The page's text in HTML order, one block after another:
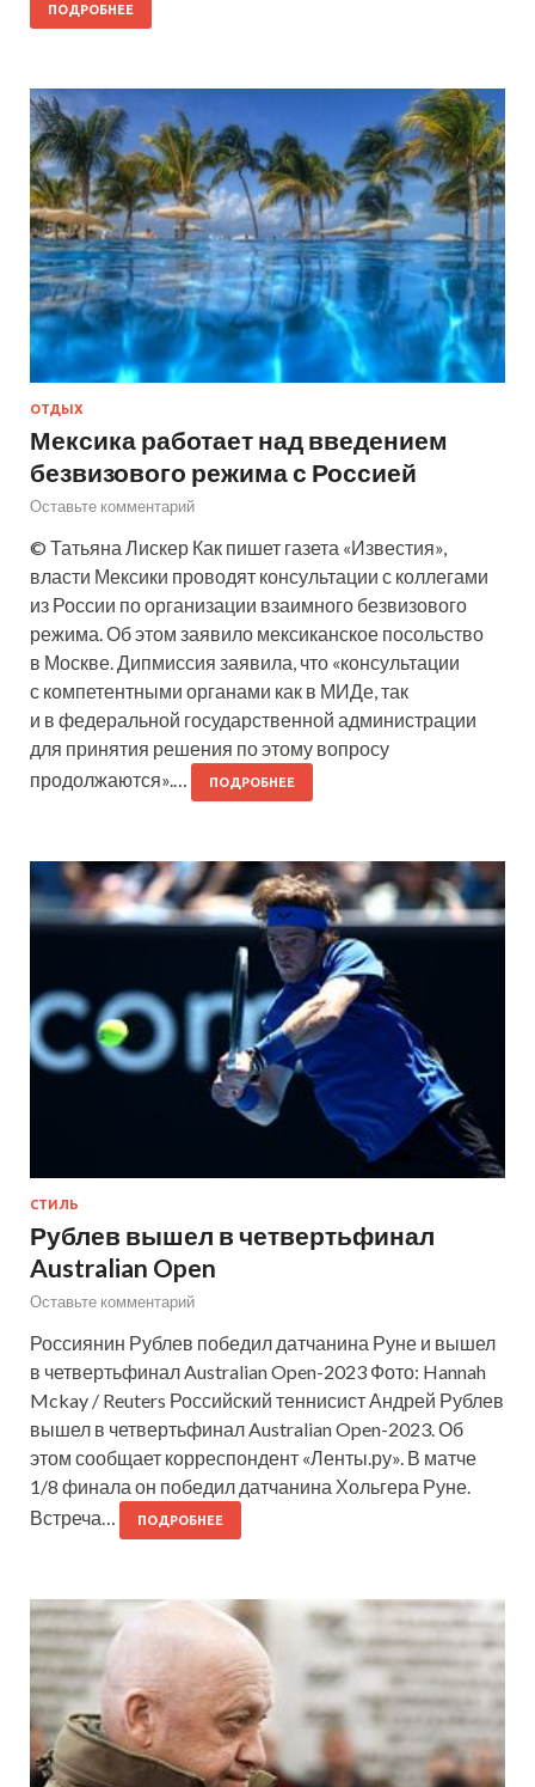
ПОДРОБНЕЕ
ОТДЫХ
Мексика работает над введением
безвизового режима с Россией
Оставьте комментарий
© Татьяна Лискер Как пишет газета «Известия»,
власти Мексики проводят консультации с коллегами
из России по организации взаимного безвизового
режима. Об этом заявило мексиканское посольство
в Москве. Дипмиссия заявила, что «консультации
с компетентными органами как в МИДе, так
и в федеральной государственной администрации
для принятия решения по этому вопросу
продолжаются».…
ПОДРОБНЕЕ
СТИЛЬ
Рублев вышел в четвертьфинал
Australian Open
Оставьте комментарий
Россиянин Рублев победил датчанина Руне и вышел
в четвертьфинал Australian Open-2023 Фото: Hannah
Mckay / Reuters Российский теннисист Андрей Рублев
вышел в четвертьфинал Australian Open-2023. Об
этом сообщает корреспондент «Ленты.ру». В матче
1/8 финала он победил датчанина Хольгера Руне.
Встреча…
ПОДРОБНЕЕ